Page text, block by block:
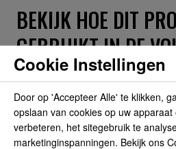
BEKIJK HOE DIT
GEBRUIKT IN DE
RECEPTEN
Snack Gevorderd
Cookie Instellingen
Door op 'Accepteer Alle' te klikken,
opslaan van cookies op uw
verbeteren, het sitegebruik te
marketinginspanningen. Bekijk ons